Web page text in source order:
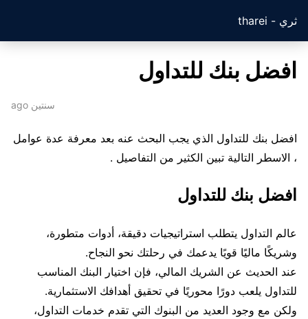
ثري - tharei
افضل بنك للتداول
سنتين ago
افضل بنك للتداول الذي يجب البحث عنه بعد معرفة عدة عوامل
، الاسطر التالية تبين الكثير من التفاصيل .
افضل بنك للتداول
عالم التداول يتطلب استراتيجيات دقيقة، أدوات متطورة،
وشريكًا ماليًا قويًا يدعمك في رحلتك نحو النجاح.
عند الحديث عن الشريك المالي، فإن اختيار البنك المناسب
للتداول يلعب دورًا محوريًا في تحقيق أهدافك الاستثمارية.
ولكن مع وجود العديد من البنوك التي تقدم خدمات التداول،